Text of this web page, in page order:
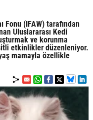
Fonu (IFAW) tarafından
Uluslararası Kedi
ve korunma
etkinlikler düzenleniyor.
mamayla özellikle